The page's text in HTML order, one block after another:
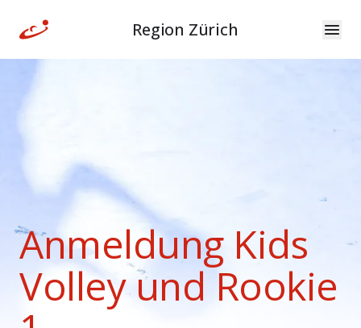
Region Zürich
Anmeldung Kids
Volley und Rookie